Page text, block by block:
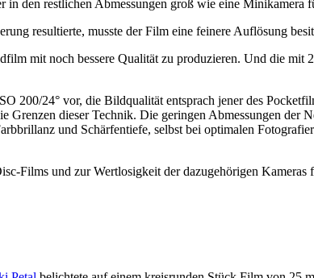
den restlichen Abmessungen groß wie eine
resultierte, musste der Film eine feinere Auflösung
mit noch bessere Qualität zu produzieren. Und die mit
200/24° vor, die Bildqualität entsprach jener des
Grenzen dieser Technik. Die geringen Abmessungen
und Schärfentiefe, selbst bei optimalen
Films und zur Wertlosigkeit der dazugehörigen